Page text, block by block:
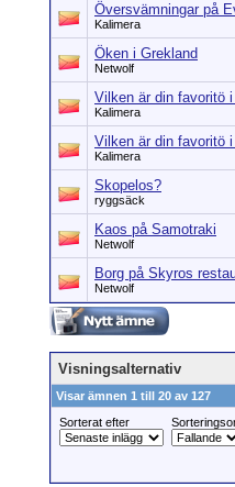
Översvämningar på
Kalimera
Öken i Grekland
Netwolf
Vilken är din favoritö
Kalimera
Vilken är din favoritö
Kalimera
Skopelos?
ryggsäck
Kaos på Samotraki
Netwolf
Borg på Skyros
Netwolf
Visningsalternativ
Visar ämnen 1 till 20 av 127
Sorterat efter